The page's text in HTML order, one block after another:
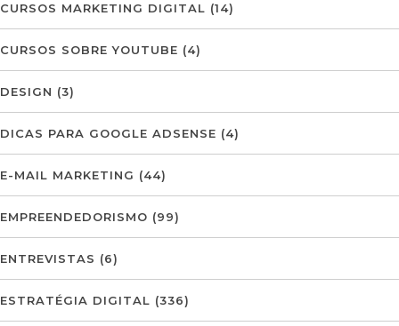
CURSOS MARKETING DIGITAL (14)
CURSOS SOBRE YOUTUBE (4)
DESIGN (3)
DICAS PARA GOOGLE ADSENSE (4)
E-MAIL MARKETING (44)
EMPREENDEDORISMO (99)
ENTREVISTAS (6)
ESTRATÉGIA DIGITAL (336)